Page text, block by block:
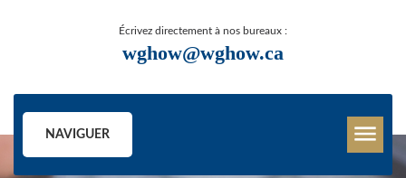
Écrivez directement à nos bureaux :
wghow@wghow.ca
NAVIGUER